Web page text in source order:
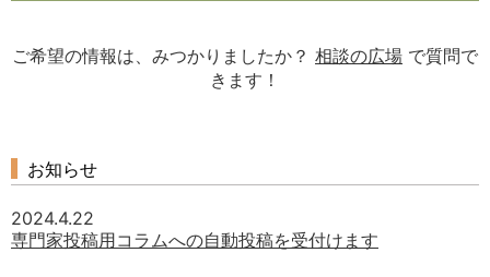
ご希望の情報は、みつかりましたか？ 相談の広場 で質問で
きます！
お知らせ
2024.4.22
専門家投稿用コラムへの自動投稿を受付けます